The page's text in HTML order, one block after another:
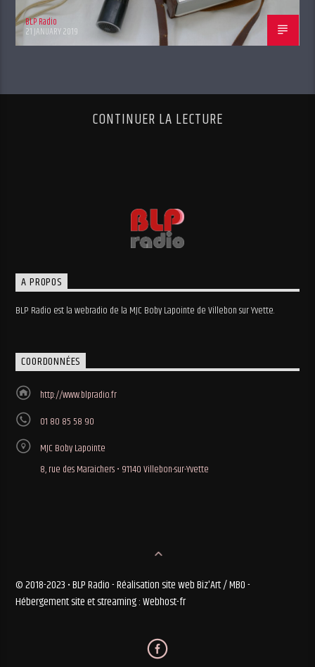
BLP Radio
21 JANUARY 2019
CONTINUER LA LECTURE
A PROPOS
BLP Radio est la webradio de la MJC Boby Lapointe de Villebon sur Yvette.
COORDONNÉES
http://www.blpradio.fr
01 80 85 58 90
MJC Boby Lapointe
8, rue des Maraichers • 91140 Villebon-sur-Yvette
© 2018-2023 • BLP Radio - Réalisation site web Biz'Art / MBO -
Hébergement site et streaming : Webhost-fr